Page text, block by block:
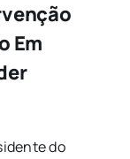
Em
do